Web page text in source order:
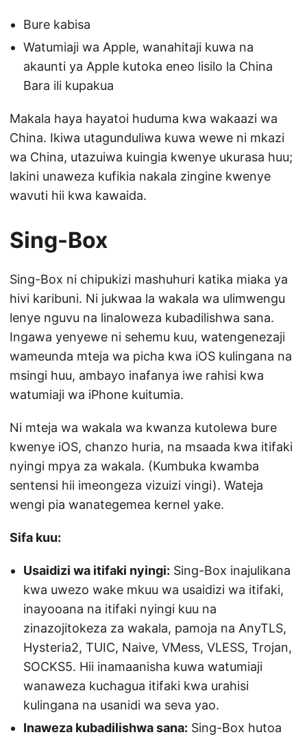
Bure kabisa
Watumiaji wa Apple, wanahitaji kuwa na
akaunti ya Apple kutoka eneo lisilo la China
Bara ili kupakua
Makala haya hayatoi huduma kwa wakaazi wa
China. Ikiwa utagunduliwa kuwa wewe ni mkazi
wa China, utazuiwa kuingia kwenye ukurasa huu;
lakini unaweza kufikia nakala zingine kwenye
wavuti hii kwa kawaida.
Sing-Box
Sing-Box ni chipukizi mashuhuri katika miaka ya
hivi karibuni. Ni jukwaa la wakala wa ulimwengu
lenye nguvu na linaloweza kubadilishwa sana.
Ingawa yenyewe ni sehemu kuu, watengenezaji
wameunda mteja wa picha kwa iOS kulingana na
msingi huu, ambayo inafanya iwe rahisi kwa
watumiaji wa iPhone kuitumia.
Ni mteja wa wakala wa kwanza kutolewa bure
kwenye iOS, chanzo huria, na msaada kwa itifaki
nyingi mpya za wakala. (Kumbuka kwamba
sentensi hii imeongeza vizuizi vingi). Wateja
wengi pia wanategemea kernel yake.
Sifa kuu:
Usaidizi wa itifaki nyingi: Sing-Box inajulikana
kwa uwezo wake mkuu wa usaidizi wa itifaki,
inayooana na itifaki nyingi kuu na
zinazojitokeza za wakala, pamoja na AnyTLS,
Hysteria2, TUIC, Naive, VMess, VLESS, Trojan,
SOCKS5. Hii inamaanisha kuwa watumiaji
wanaweza kuchagua itifaki kwa urahisi
kulingana na usanidi wa seva yao.
Inaweza kubadilishwa sana: Sing-Box hutoa